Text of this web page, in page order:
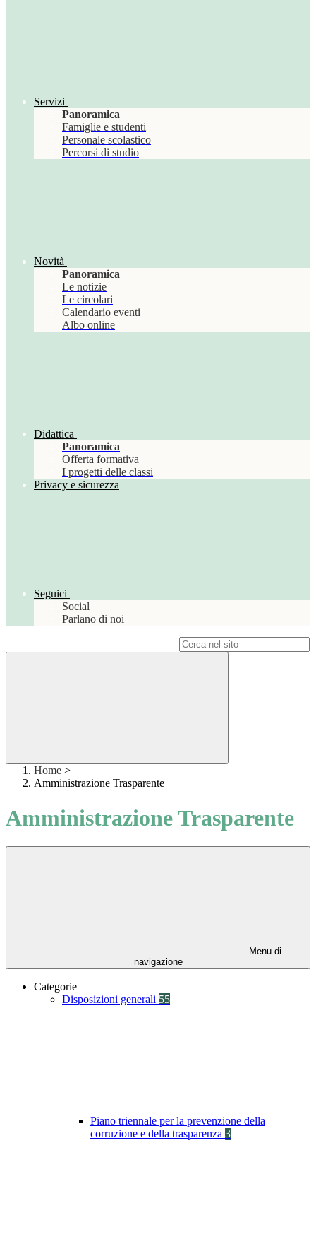
Servizi
Panoramica
Famiglie e studenti
Personale scolastico
Percorsi di studio
Novità
Panoramica
Le notizie
Le circolari
Calendario eventi
Albo online
Didattica
Panoramica
Offerta formativa
I progetti delle classi
Privacy e sicurezza
Seguici
Social
Parlano di noi
Home >
Amministrazione Trasparente
Amministrazione Trasparente
Menu di
navigazione
Categorie
Disposizioni generali 55
Piano triennale per la prevenzione della
corruzione e della trasparenza 3